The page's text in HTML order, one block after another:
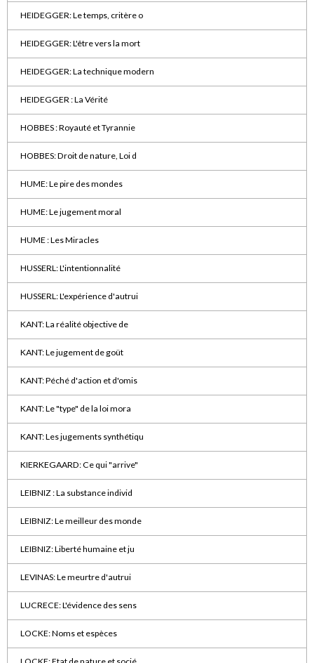
HEIDEGGER: Le temps, critère o
HEIDEGGER: L'être vers la mort
HEIDEGGER: La technique modern
HEIDEGGER : La Vérité
HOBBES : Royauté et Tyrannie
HOBBES: Droit de nature, Loi d
HUME: Le pire des mondes
HUME: Le jugement moral
HUME : Les Miracles
HUSSERL: L'intentionnalité
HUSSERL: L'expérience d'autrui
KANT: La réalité objective de
KANT: Le jugement de goüt
KANT: Péché d'action et d'omis
KANT: Le "type" de la loi mora
KANT: Les jugements synthétiqu
KIERKEGAARD: Ce qui "arrive"
LEIBNIZ : La substance individ
LEIBNIZ: Le meilleur des monde
LEIBNIZ: Liberté humaine et ju
LEVINAS: Le meurtre d'autrui
LUCRECE: L'évidence des sens
LOCKE: Noms et espèces